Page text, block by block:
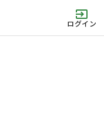
ログイン